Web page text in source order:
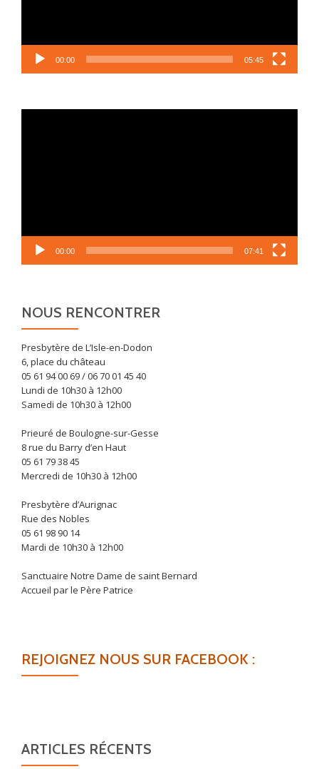
00:00 05:45
00:00 07:41
NOUS RENCONTRER
Presbytère de L’Isle-en-Dodon
6, place du château
05 61 94 00 69 / 06 70 01 45 40
Lundi de 10h30 à 12h00
Samedi de 10h30 à 12h00
Prieuré de Boulogne-sur-Gesse
8 rue du Barry d’en Haut
05 61 79 38 45
Mercredi de 10h30 à 12h00
Presbytère d’Aurignac
Rue des Nobles
05 61 98 90 14
Mardi de 10h30 à 12h00
Sanctuaire Notre Dame de saint Bernard
Accueil par le Père Patrice
REJOIGNEZ NOUS SUR FACEBOOK :
ARTICLES RÉCENTS